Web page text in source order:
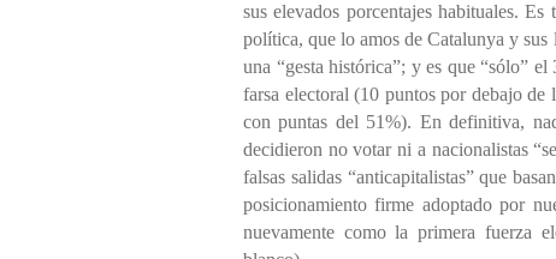
sus elevados porcentajes habituales.
política, que lo amos de Catalunya y
una “gesta histórica”; y es que “sólo”
farsa electoral (10 puntos por debajo de
con puntas del 51%). En definitiva,
decidieron no votar ni a nacionalistas
falsas salidas “anticapitalistas” que
posicionamiento firme adoptado por
nuevamente como la primera fuerza